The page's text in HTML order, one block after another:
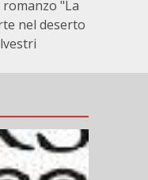
"La
nel deserto